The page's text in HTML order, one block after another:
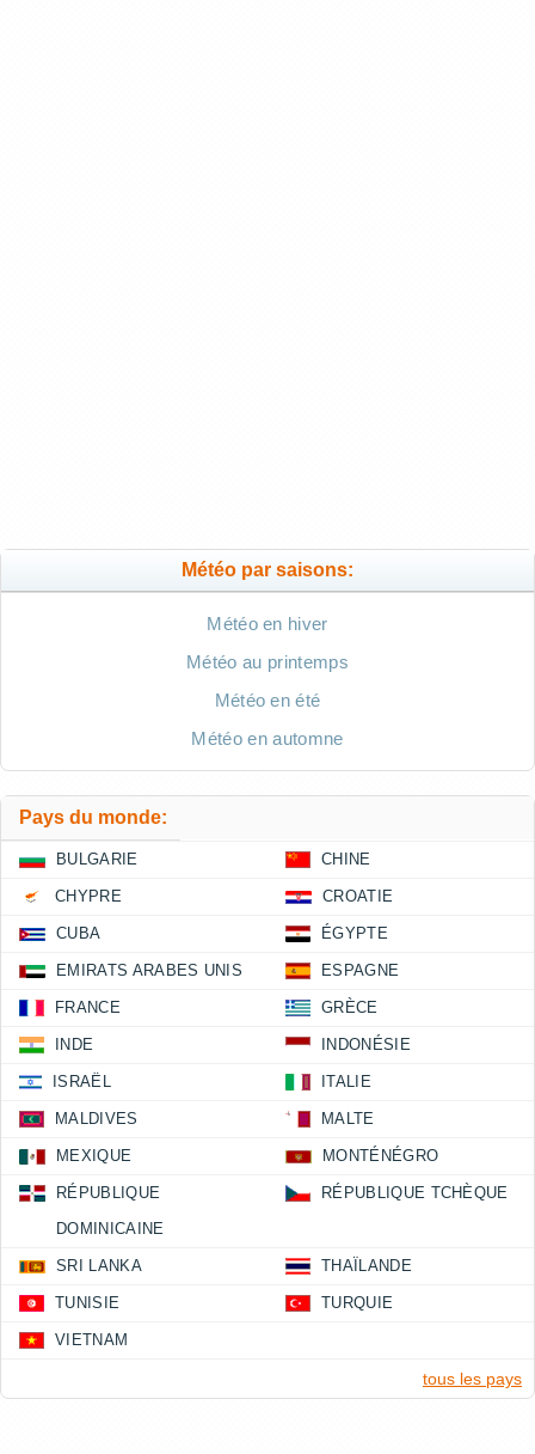
Météo par saisons:
Météo en hiver
Météo au printemps
Météo en été
Météo en automne
Pays du monde:
BULGARIE CHINE
CHYPRE CROATIE
CUBA ÉGYPTE
EMIRATS ARABES UNIS ESPAGNE
FRANCE GRÈCE
INDE INDONÉSIE
ISRAËL ITALIE
MALDIVES MALTE
MEXIQUE MONTÉNÉGRO
RÉPUBLIQUE
DOMINICAINE
RÉPUBLIQUE TCHÈQUE
SRI LANKA THAÏLANDE
TUNISIE TURQUIE
VIETNAM
tous les pays